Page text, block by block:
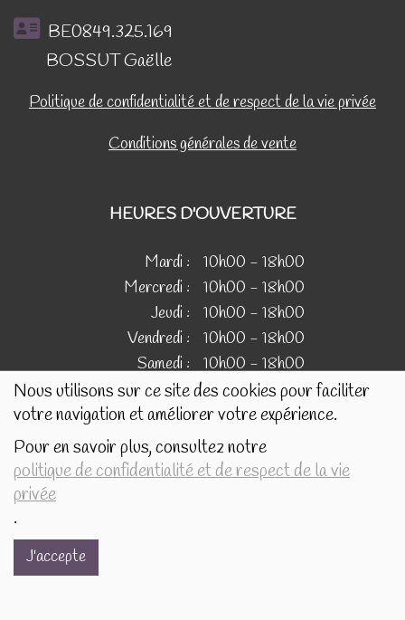
Nous utilisons sur ce site des cookies pour faciliter
votre navigation et améliorer votre expérience.
Pour en savoir plus, consultez notre
politique de confidentialité et de respect de la vie
privée
.
J'accepte
BE0849.325.169
BOSSUT Gaëlle
Politique de confidentialité et de respect de la vie privée
Conditions générales de vente
HEURES D'OUVERTURE
Mardi :
10h00 - 18h00
Mercredi :
10h00 - 18h00
Jeudi :
10h00 - 18h00
Vendredi :
10h00 - 18h00
Samedi :
10h00 - 18h00
IMAGES
Les images présentées pour illustrer les produits en vente
sur ce site ne sont pas contractuelles.